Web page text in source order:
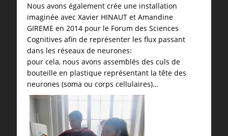
Nous avons également crée une installation
imaginée avec Xavier HINAUT et Amandine
GIREME en 2014 pour le Forum des Sciences
Cognitives afin de représenter les flux passant
dans les réseaux de neurones:
pour cela, nous avons assemblés des culs de
bouteille en plastique représentant la tête des
neurones (soma ou corps cellulaires)…